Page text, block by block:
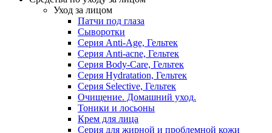
Уход за лицом
Патчи под глаза
Сыворотки
Серия Anti-Age, Гельтек
Серия Anti-acne, Гельтек
Серия Body-Care, Гельтек
Серия Hydratation, Гельтек
Серия Selective, Гельтек
Очищение. Домашний уход.
Тоники и лосьоны
Крем для лица
Серия для жирной и проблемной кожи